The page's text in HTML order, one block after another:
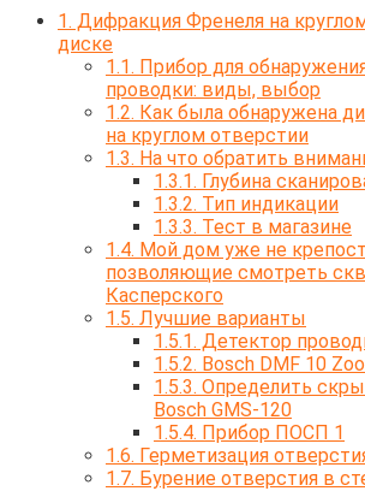
1. Дифракция Френеля на
диске
1.1. Прибор для
проводки: виды, выбор
1.2. Как была обнаружена
на круглом отверстии
1.3. На что обратить
1.3.1. Глубина
1.3.2. Тип индикации
1.3.3. Тест в магазине
1.4. Мой дом уже не
позволяющие смотреть
Касперского
1.5. Лучшие варианты
1.5.1. Детектор
1.5.2. Bosch DMF 10
1.5.3. Определить
Bosch GMS-120
1.5.4. Прибор ПОСП 1
1.6. Герметизация
1.7. Бурение отверстия в